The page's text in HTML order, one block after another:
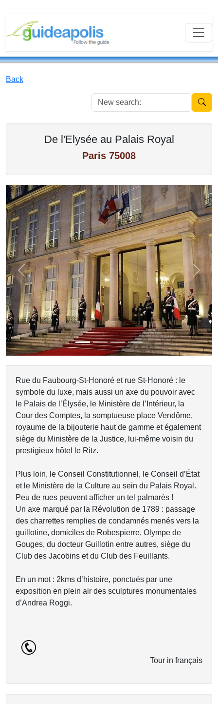
Back
New
De l'Elysée au Palais Royal
Paris 75008
Previous Next
Rue du Faubourg-St-Honoré et rue St-Honoré : le
symbole du luxe, mais aussi un axe du pouvoir avec
le Palais de l’Élysée, le Ministère de l’Intérieur, la
Cour des Comptes, la somptueuse place Vendôme,
royaume de la bijouterie haut de gamme et également
siège du Ministère de la Justice, lui-même voisin du
prestigieux hôtel le Ritz.
Plus loin, le Conseil Constitutionnel, le Conseil d’État
et le Ministère de la Culture au sein du Palais Royal.
Peu de rues peuvent afficher un tel palmarès !
Un axe marqué par la Révolution de 1789 : passage
des charrettes remplies de condamnés menés vers la
guillotine, domiciles de Robespierre, Olympe de
Gouges, du docteur Guillotin entre autres, siège du
Club des Jacobins et du Club des Feuillants.
En un mot : 2kms d’histoire, ponctués par une
exposition en plein air des sculptures monumentales
d’Andrea Roggi.
Tour in français